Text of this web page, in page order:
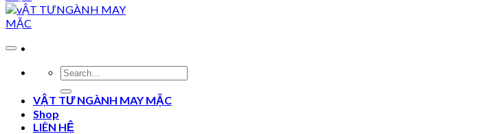
Search
for:
VẬT TƯ NGÀNH MAY MẶC
Shop
LIÊN HỆ